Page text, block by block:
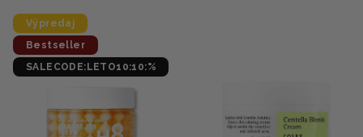
Výpredaj
Bestseller
SALECODE:LETO10:10:%